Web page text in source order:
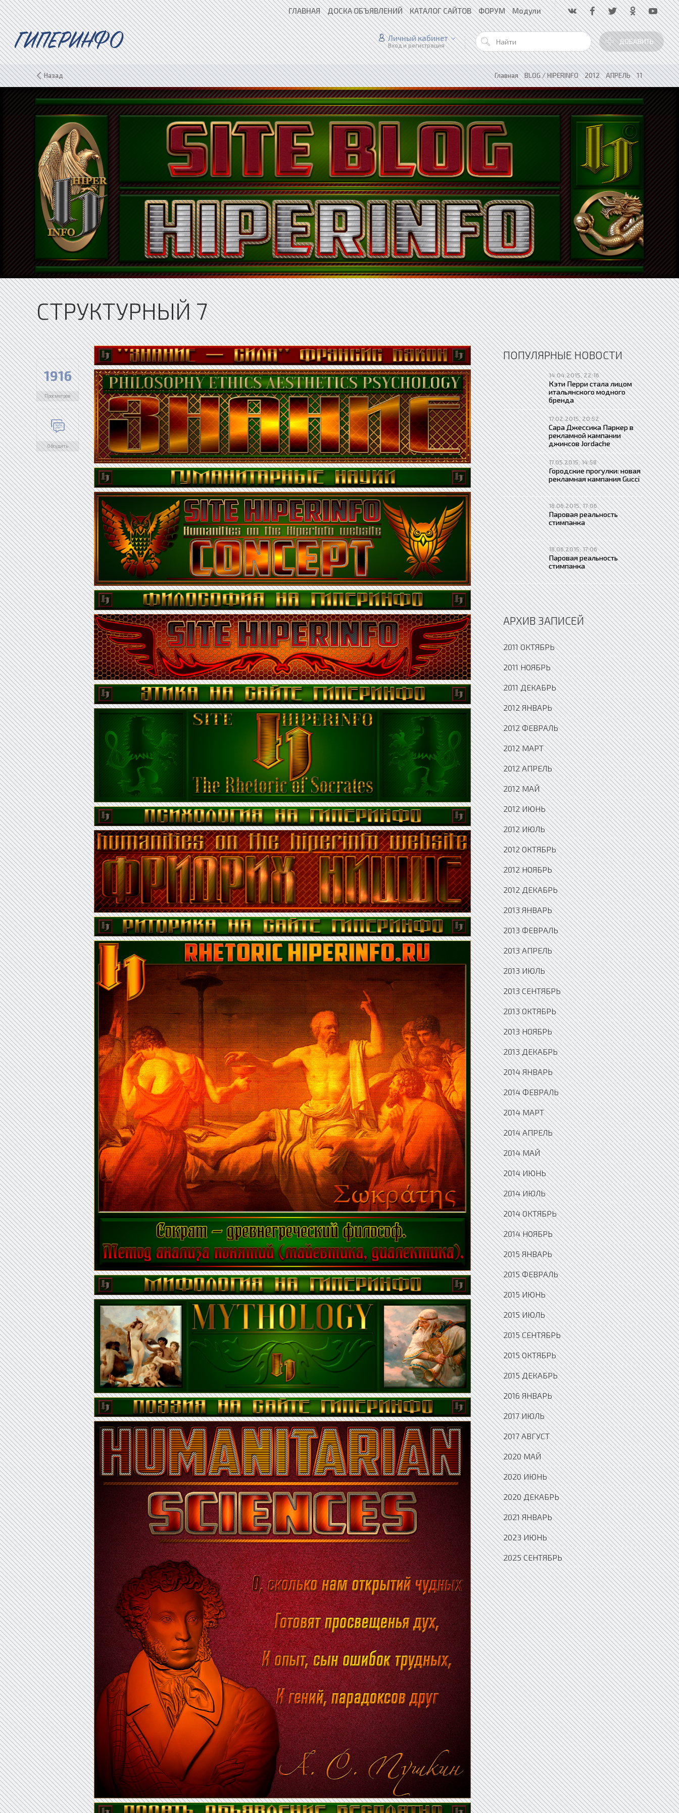
ГЛАВНАЯ ДОСКА ОБЪЯВЛЕНИЙ КАТАЛОГ САЙТОВ ФОРУМ Модули
ГИПЕРИНФО ДОБАВИТЬ
Личный кабинет
Вход и регистрация
Назад Главная»BLOG / HIPERINFO»2012»АПРЕЛЬ»11
СТРУКТУРНЫЙ 7
1916
Просмотров
Обсудить
ПОПУЛЯРНЫЕ НОВОСТИ
14.04.2015, 22:16
Кэти Перри стала лицом
итальянского модного
бренда
17.02.2015, 20:52
Сара Джессика Паркер в
рекламной кампании
джинсов Jordache
17.05.2015, 14:58
Городские прогулки: новая
рекламная кампания Gucci
18.06.2015, 17:06
Паровая реальность
стимпанка
18.06.2015, 17:06
Паровая реальность
стимпанка
АРХИВ ЗАПИСЕЙ
2011 ОКТЯБРЬ
2011 НОЯБРЬ
2011 ДЕКАБРЬ
2012 ЯНВАРЬ
2012 ФЕВРАЛЬ
2012 МАРТ
2012 АПРЕЛЬ
2012 МАЙ
2012 ИЮНЬ
2012 ИЮЛЬ
2012 ОКТЯБРЬ
2012 НОЯБРЬ
2012 ДЕКАБРЬ
2013 ЯНВАРЬ
2013 ФЕВРАЛЬ
2013 АПРЕЛЬ
2013 ИЮЛЬ
2013 СЕНТЯБРЬ
2013 ОКТЯБРЬ
2013 НОЯБРЬ
2013 ДЕКАБРЬ
2014 ЯНВАРЬ
2014 ФЕВРАЛЬ
2014 МАРТ
2014 АПРЕЛЬ
2014 МАЙ
2014 ИЮНЬ
2014 ИЮЛЬ
2014 ОКТЯБРЬ
2014 НОЯБРЬ
2015 ЯНВАРЬ
2015 ФЕВРАЛЬ
2015 ИЮНЬ
2015 ИЮЛЬ
2015 СЕНТЯБРЬ
2015 ОКТЯБРЬ
2015 ДЕКАБРЬ
2016 ЯНВАРЬ
2017 ИЮЛЬ
2017 АВГУСТ
2020 МАЙ
2020 ИЮНЬ
2020 ДЕКАБРЬ
2021 ЯНВАРЬ
2023 ИЮНЬ
2025 СЕНТЯБРЬ